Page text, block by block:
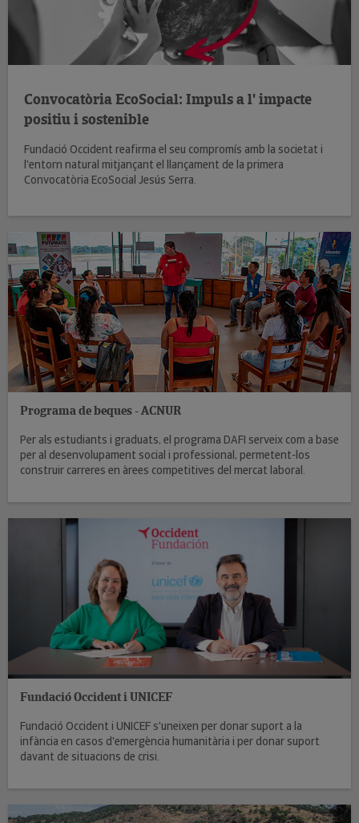
Convocatòria EcoSocial: Impuls a l' impacte
positiu i sostenible
Fundació Occident reafirma el seu compromís amb la societat i
l'entorn natural mitjançant el llançament de la primera
Convocatòria EcoSocial Jesús Serra.
Programa de beques - ACNUR
Per als estudiants i graduats, el programa DAFI serveix com a base
per al desenvolupament social i professional, permetent-los
construir carreres en àrees competitives del mercat laboral.
Fundació Occident i UNICEF
Fundació Occident i UNICEF s'uneixen per donar suport a la
infància en casos d'emergència humanitària i per donar suport
davant de situacions de crisi.